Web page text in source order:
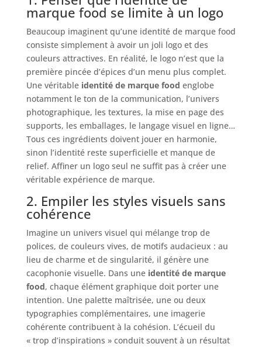
marque food se limite à un logo
Beaucoup imaginent qu’une identité de marque food
consiste simplement à avoir un joli logo et des
couleurs attractives. En réalité, le logo n’est que la
première pincée d’épices d’un menu plus complet.
Une véritable identité de marque food englobe
notamment le ton de la communication, l’univers
photographique, les textures, la mise en page des
supports, les emballages, le langage visuel en ligne…
Tous ces ingrédients doivent jouer en harmonie,
sinon l’identité reste superficielle et manque de
relief. Affiner un logo seul ne suffit pas à créer une
véritable expérience de marque.
2. Empiler les styles visuels sans
cohérence
Imagine un univers visuel qui mélange trop de
polices, de couleurs vives, de motifs audacieux : au
lieu de charme et de singularité, il génère une
cacophonie visuelle. Dans une identité de marque
food, chaque élément graphique doit porter une
intention. Une palette maîtrisée, une ou deux
typographies complémentaires, une imagerie
cohérente contribuent à la cohésion. L’écueil du
« trop d’inspirations » conduit souvent à un résultat